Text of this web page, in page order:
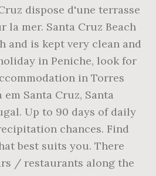
dispose d'une terrasse
la mer. Santa Cruz Beach
and is kept very clean and
in Peniche, look for
in Torres
em Santa Cruz, Santa
Up to 90 days of daily
chances. Find
best suits you. There
/ restaurants along the